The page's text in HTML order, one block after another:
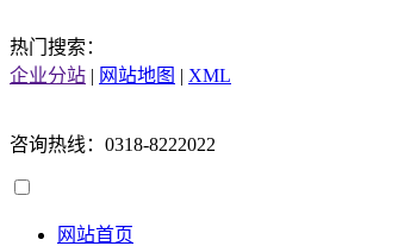
热门搜索：
企业分站 | 网站地图 | XML
咨询热线：0318-8222022
网站首页